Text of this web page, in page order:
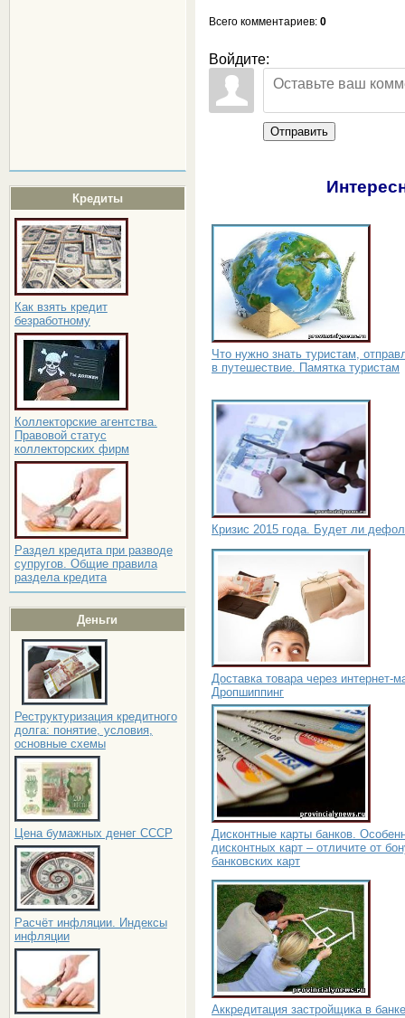
Кредиты
Как взять кредит
безработному
Коллекторские агентства.
Правовой статус
коллекторских фирм
Раздел кредита при разводе
супругов. Общие правила
раздела кредита
Деньги
Реструктуризация кредитного
долга: понятие, условия,
основные схемы
Цена бумажных денег СССР
Расчёт инфляции. Индексы
инфляции
Всего комментариев: 0
Войдите:
Отправить
Что нужно знать туристам,
в путешествие. Памятка туристам
Кризис 2015 года. Будет ли
Доставка товара через интернет-
Дропшиппинг
Дисконтные карты банков.
дисконтных карт – отличите от
банковских карт
Аккредитация застройщика в банке